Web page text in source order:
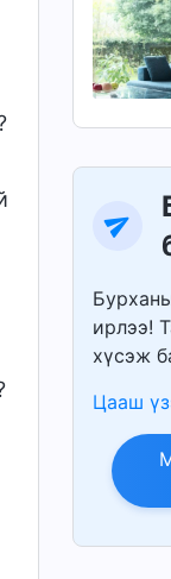
ирлээ!
хүсэж
Цааш